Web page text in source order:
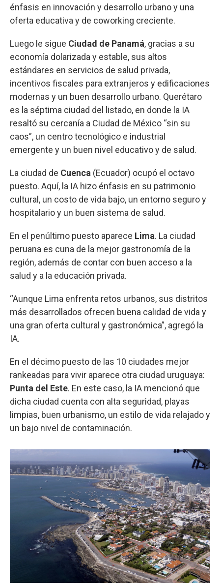
énfasis en innovación y desarrollo urbano y una
oferta educativa y de coworking creciente.
Luego le sigue Ciudad de Panamá, gracias a su
economía dolarizada y estable, sus altos
estándares en servicios de salud privada,
incentivos fiscales para extranjeros y edificaciones
modernas y un buen desarrollo urbano. Querétaro
es la séptima ciudad del listado, en donde la IA
resaltó su cercanía a Ciudad de México “sin su
caos”, un centro tecnológico e industrial
emergente y un buen nivel educativo y de salud.
La ciudad de Cuenca (Ecuador) ocupó el octavo
puesto. Aquí, la IA hizo énfasis en su patrimonio
cultural, un costo de vida bajo, un entorno seguro y
hospitalario y un buen sistema de salud.
En el penúltimo puesto aparece Lima. La ciudad
peruana es cuna de la mejor gastronomía de la
región, además de contar con buen acceso a la
salud y a la educación privada.
“Aunque Lima enfrenta retos urbanos, sus distritos
más desarrollados ofrecen buena calidad de vida y
una gran oferta cultural y gastronómica”, agregó la
IA.
En el décimo puesto de las 10 ciudades mejor
rankeadas para vivir aparece otra ciudad uruguaya:
Punta del Este. En este caso, la IA mencionó que
dicha ciudad cuenta con alta seguridad, playas
limpias, buen urbanismo, un estilo de vida relajado y
un bajo nivel de contaminación.